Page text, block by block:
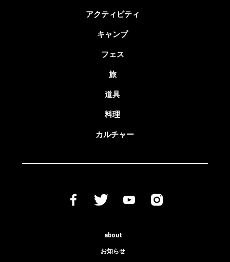
アクティビティ
キャンプ
フェス
旅
道具
料理
カルチャー
about
お知らせ